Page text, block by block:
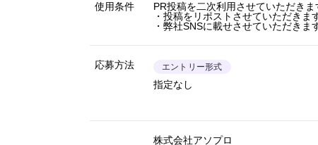
使用条件
PR投稿を二次利用させていただきま
・投稿をリポストさせていただきま
・弊社SNSに載せさせていただきま
応募方法 エントリー形式
指定なし
株式会社アソプロ